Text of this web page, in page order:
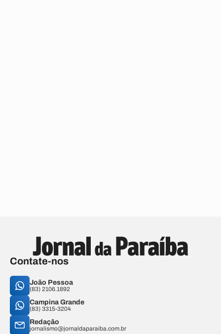
Contate-nos
João Pessoa
(83) 2106.1892
Campina Grande
(83) 3315-3204
Redação
jornalismo@jornaldaparaiba.com.br